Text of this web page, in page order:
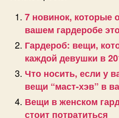
7 новинок, которые
вашем гардеробе
Гардероб: вещи,
каждой девушки в
Что носить, если у
вещи “маст-хэв” в
Вещи в женском
стоит потратиться